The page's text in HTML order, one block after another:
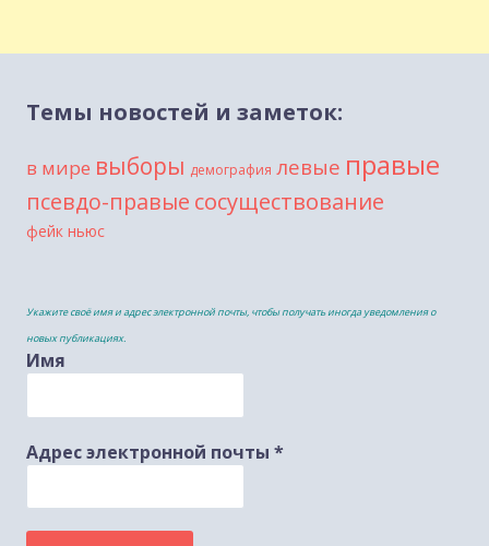
Темы новостей и заметок:
в мире выборы демография левые правые
псевдо-правые сосуществование
фейк ньюс
Укажите своё имя и адрес электронной почты, чтобы получать иногда уведомления о
новых публикациях.
Имя
Адрес электронной почты *